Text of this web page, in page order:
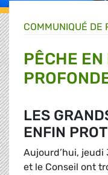
COMMUNIQUÉ DE
PÊCHE
LES
ENFIN
Aujourd’hui, jeudi
et le Conseil ont